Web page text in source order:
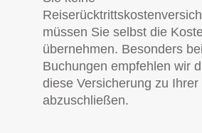
müssen Sie selbst die
übernehmen. Besonders
Buchungen empfehlen wir
diese Versicherung zu Ihrer
abzuschließen.